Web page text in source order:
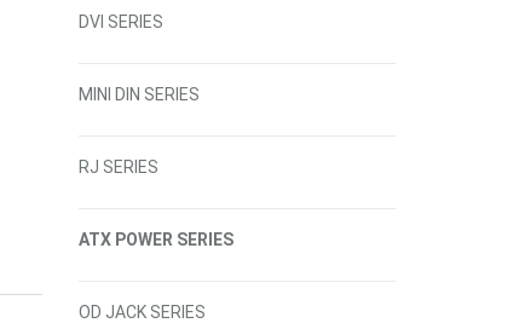
DVI SERIES
MINI DIN SERIES
RJ SERIES
ATX POWER SERIES
OD JACK SERIES